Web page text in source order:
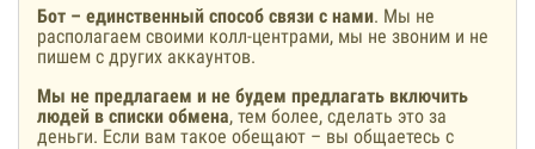
Бот – единственный способ связи с нами. Мы не
располагаем своими колл-центрами, мы не звоним и не
пишем с других аккаунтов.
Мы не предлагаем и не будем предлагать включить
людей в списки обмена, тем более, сделать это за
деньги. Если вам такое обещают – вы общаетесь с